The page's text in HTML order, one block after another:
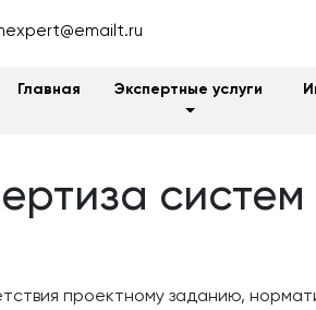
Главная Экспертные услуги
систем
проектному заданию,